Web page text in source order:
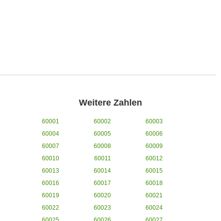
Weitere Zahlen
60001 60002
60003
60004
60005
60006
60007
60008
60009
60010
60011
60012
60013
60014
60015
60016
60017
60018
60019
60020
60021
60022
60023
60024